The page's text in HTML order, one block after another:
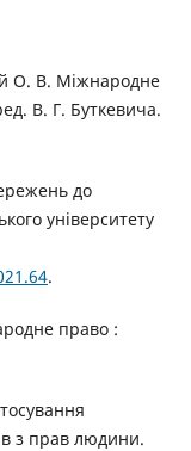
О. В. Міжнародне
В. Г. Буткевича.
до
університету
.
право :
з прав людини.